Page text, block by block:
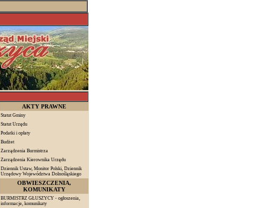
AKTY PRAWNE
Statut Gminy
Statut Urzędu
Podatki i opłaty
Budżet
Zarządzenia Burmistrza
Zarządzenia Kierownika Urzędu
Dziennik Ustaw, Monitor Polski, Dziennik
Urzędowy Województwa Dolnośląskiego
OBWIESZCZENIA,
KOMUNIKATY
BURMISTRZ GŁUSZYCY - ogłoszenia,
informacje, komunikaty